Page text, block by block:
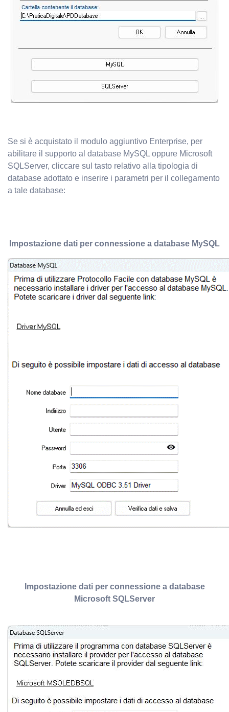
Se si è acquistato il modulo aggiuntivo Enterprise, per
abilitare il supporto al database MySQL oppure Microsoft
SQLServer, cliccare sul tasto relativo alla tipologia di
database adottato e inserire i parametri per il collegamento
a tale database:
Impostazione dati per connessione a database MySQL
Impostazione dati per connessione a database
Microsoft SQLServer